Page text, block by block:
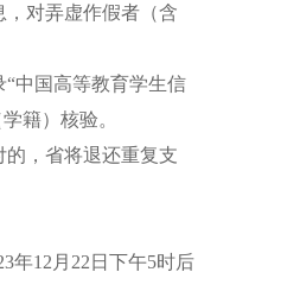
对弄虚作假者（含
中国高等教育学生信
籍）核验。
，省将退还重复支
年12月22日下午5时后